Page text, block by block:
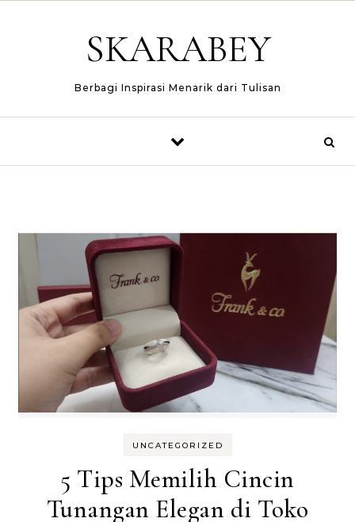
SKARABEY
Berbagi Inspirasi Menarik dari Tulisan
UNCATEGORIZED
5 Tips Memilih Cincin
Tunangan Elegan di Toko